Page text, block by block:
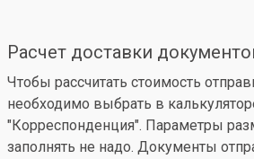
Расчет доставки
Чтобы рассчитать стоимость
необходимо выбрать в
"Корреспонденция". Параметры
заполнять не надо. Документы